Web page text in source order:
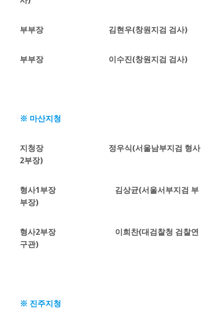
부부장 김현우(창원지검 검사)
부부장 이수진(창원지검 검사)
※ 마산지청
지청장 정우식(서울남부지검 형사
2부장)
형사1부장 김상균(서울서부지검 부
부장)
형사2부장 이희찬(대검찰청 검찰연
구관)
※ 진주지청